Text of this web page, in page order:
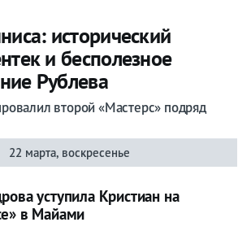
исторический
и бесполезное
Рублева
второй «Мастерс» подряд
22 марта, воскресенье
уступила Кристиан на
в Майами